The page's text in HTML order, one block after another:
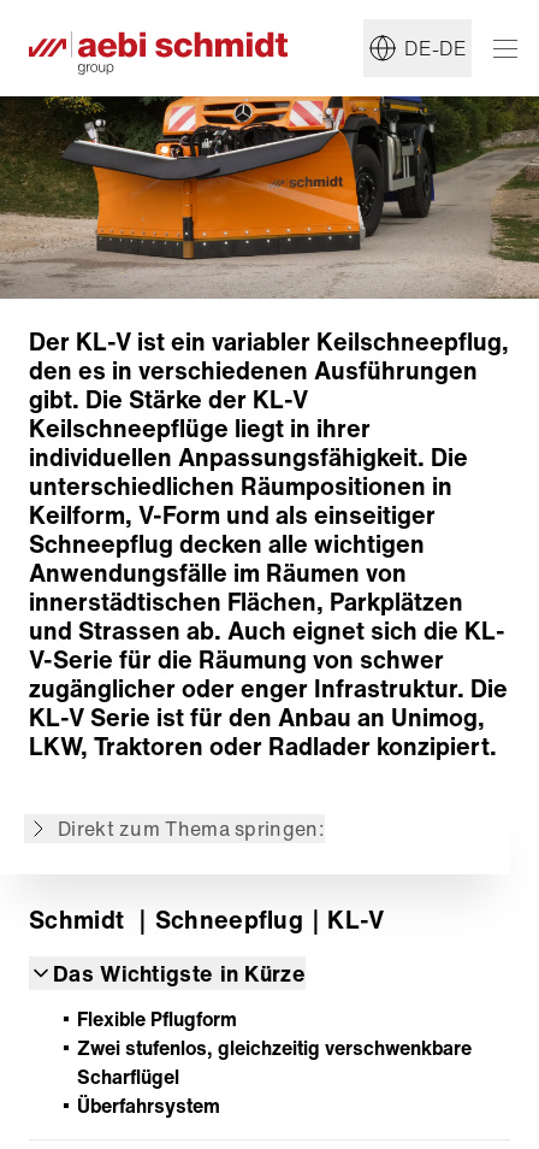
DE-DE
Der KL-V ist ein variabler Keilschneepflug,
den es in verschiedenen Ausführungen
gibt. Die Stärke der KL-V
Keilschneepflüge liegt in ihrer
individuellen Anpassungsfähigkeit. Die
unterschiedlichen Räumpositionen in
Keilform, V-Form und als einseitiger
Schneepflug decken alle wichtigen
Anwendungsfälle im Räumen von
innerstädtischen Flächen, Parkplätzen
und Strassen ab. Auch eignet sich die KL-
V-Serie für die Räumung von schwer
zugänglicher oder enger Infrastruktur. Die
KL-V Serie ist für den Anbau an Unimog,
LKW, Traktoren oder Radlader konzipiert.
Direkt zum Thema springen:
Pflugschar
Überfahrsystem
Schürfleisten
Hub- und Schwenkeinrichtung
Hydrauliksystem
Betriebsunterstützung
Schneestaubschutz
Seitenabweiser
Anbau
Zurück zur Übersicht
Schmidt ｜Schneepflug ｜KL-V
Das Wichtigste in Kürze
Flexible Pflugform
Zwei stufenlos, gleichzeitig verschwenkbare
Scharflügel
Überfahrsystem